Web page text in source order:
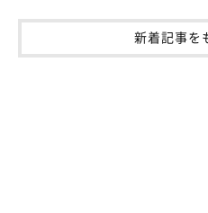
●ブル・テリア
新着記事を